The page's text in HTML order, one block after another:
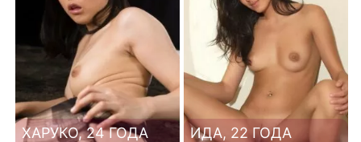
ХАРУКО, 24 ГОДА ИДА, 22 ГОДА